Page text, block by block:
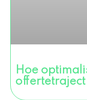
Hoe
offertetraject